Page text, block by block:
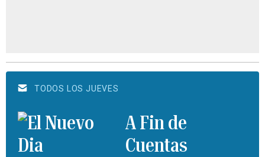
TODOS LOS JUEVES
A Fin de
Cuentas